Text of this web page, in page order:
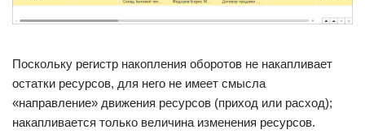
Поскольку регистр накопления оборотов не накапливает
остатки ресурсов, для него не имеет смысла
«направление» движения ресурсов (приход или расход);
накапливается только величина изменения ресурсов.